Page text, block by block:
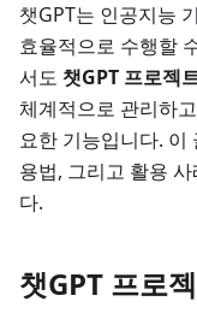
챗GPT는 인공지능
효율적으로 수행할
서도 챗GPT 프로젝
체계적으로 관리하
요한 기능입니다. 이
용법, 그리고 활용
다.
챗GPT 프로